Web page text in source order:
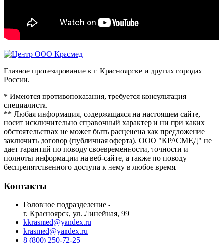
Глазное протезирование в г. Красноярске и других городах
России.
* Имеются противопоказания, требуется консультация
специалиста.
** Любая информация, содержащаяся на настоящем сайте,
носит исключительно справочный характер и ни при каких
обстоятельствах не может быть расценена как предложение
заключить договор (публичная оферта). ООО "КРАСМЕД" не
дает гарантий по поводу своевременности, точности и
полноты информации на веб-сайте, а также по поводу
беспрепятственного доступа к нему в любое время.
Контакты
Головное подразделение -
г. Красноярск, ул. Линейная, 99
kkrasmed@yandex.ru
krasmed@yandex.ru
8 (800) 250-72-25